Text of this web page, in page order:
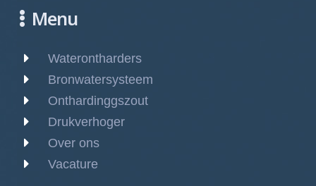
Menu
Waterontharders
Bronwatersysteem
Onthardinggszout
Drukverhoger
Over ons
Vacature